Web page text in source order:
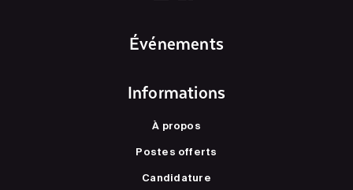
Événements
Informations
À propos
Postes offerts
Candidature